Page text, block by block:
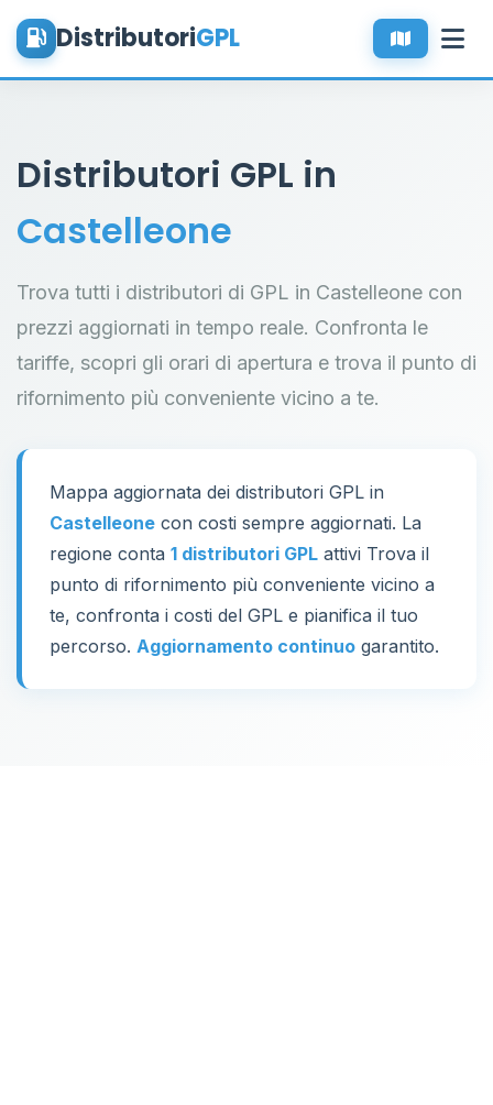
DistributoriGPL
Distributori GPL in
Castelleone
Trova tutti i distributori di GPL in Castelleone con
prezzi aggiornati in tempo reale. Confronta le
tariffe, scopri gli orari di apertura e trova il punto di
rifornimento più conveniente vicino a te.
Mappa aggiornata dei distributori GPL in
Castelleone con costi sempre aggiornati. La
regione conta 1 distributori GPL attivi Trova il
punto di rifornimento più conveniente vicino a
te, confronta i costi del GPL e pianifica il tuo
percorso. Aggiornamento continuo garantito.